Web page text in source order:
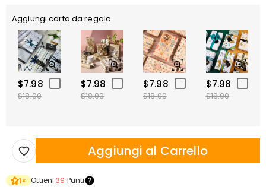
Aggiungi carta da regalo
$7.98
$18.00
$7.98
$18.00
$7.98
$18.00
$7.98
$18.00
Aggiungi al Carrello
1× Ottieni39 Punti